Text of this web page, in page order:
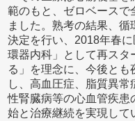
範のもと、ゼロベースで
ました。熟考の結果、
決定を行い、2018年春
環器内科」として再スタ
る」を理念に、今後とも
し、高血圧症、脂質異
性腎臓病等の心血管疾患
始と治療継続を実現して